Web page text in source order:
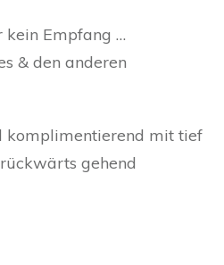
kein Empfang …
& den anderen
komplimentierend mit tief
gehend